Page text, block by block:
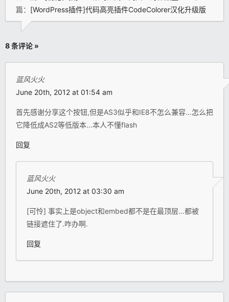
篇： [WordPress插件]代码高亮插件CodeColorer汉化升级版
8 条评论 »
蓝风火火
June 20th, 2012 at 01:54 am
首先感谢分享这个按钮,但是AS3似乎和IE8不怎么兼容...怎么把
它降低成AS2等低版本...本人不懂flash
回复
蓝风火火
June 20th, 2012 at 03:30 am
[可怜] 事实上是object和embed都不是在最顶层...都被
链接遮住了.咋办啊.
回复